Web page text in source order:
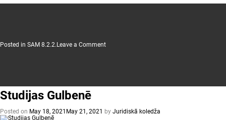
Posted in SAM 8.2.2. Leave a Commenton
ir
pieņemts
Studijas Gulbenē
Posted on May 18, 2021 May 21, 2021 by Juridiskā koledža